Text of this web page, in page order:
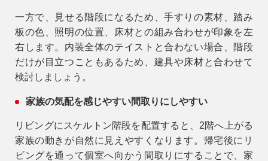
一方で、見せる階段になるため、手すりの素材、踏み
板の色、照明の位置、床材との組み合わせが印象を左
右します。内装全体のテイストと合わない場合、階段
だけが目立つこともあるため、建具や床材と合わせて
検討しましょう。
家族の気配を感じやすい間取りにしやすい
リビングにスケルトン階段を配置すると、2階へ上がる
家族の動きが自然に見えやすくなります。帰宅後にリ
ビングを通って個室へ向かう間取りにすることで、家